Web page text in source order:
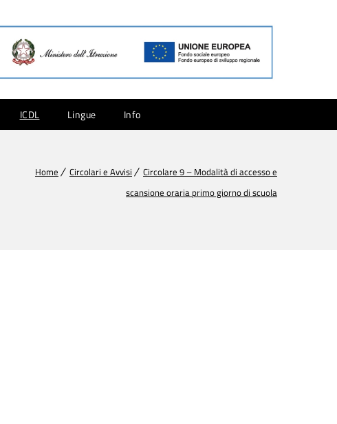
ICDL Lingue Info
Home Circolari e Avvisi
Circolare 9 – Modalità di accesso e
scansione oraria primo giorno di scuola